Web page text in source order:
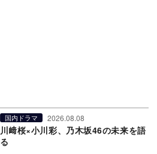
国内ドラマ 2026.08.08
川﨑桜×小川彩、乃木坂46の未来を語
る